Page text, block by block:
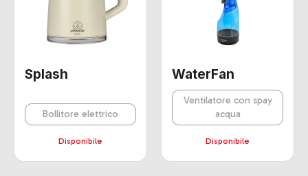
Splash
Bollitore elettrico
Disponibile
WaterFan
Ventilatore con spay
acqua
Disponibile